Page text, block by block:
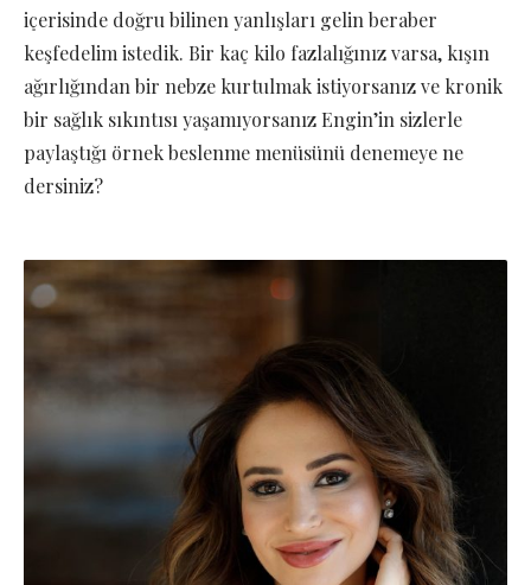
içerisinde doğru bilinen yanlışları gelin beraber
keşfedelim istedik. Bir kaç kilo fazlalığınız varsa, kışın
ağırlığından bir nebze kurtulmak istiyorsanız ve kronik
bir sağlık sıkıntısı yaşamıyorsanız Engin’in sizlerle
paylaştığı örnek beslenme menüsünü denemeye ne
dersiniz?